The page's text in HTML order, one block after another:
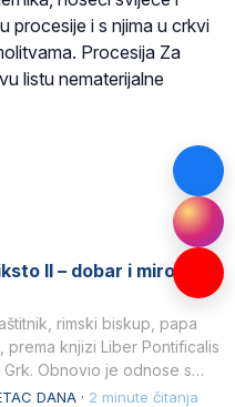
procesije i s njima u crkvi
Procesija Za
listu nematerijalne
II – dobar i miroljubiv
rimski biskup, papa
prema knjizi Liber Pontificalis
Obnovio je odnose s
DANA · 2 minute čitanja